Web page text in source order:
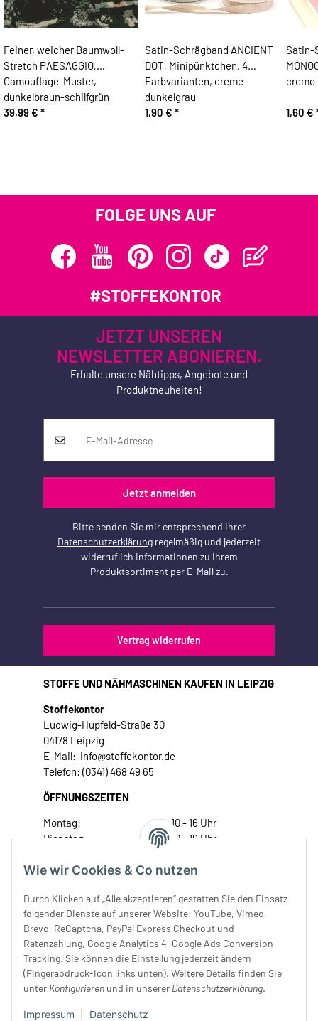
Wie wir Cookies & Co nutzen
Durch Klicken auf „Alle akzeptieren“ gestatten Sie den Einsatz
folgender Dienste auf unserer Website: YouTube, Vimeo,
Brevo, ReCaptcha, PayPal Express Checkout und
Ratenzahlung, Google Analytics 4, Google Ads Conversion
Tracking. Sie können die Einstellung jederzeit ändern
(Fingerabdruck-Icon links unten). Weitere Details finden Sie
unter Konfigurieren und in unserer Datenschutzerklärung.
Impressum Datenschutz
Feiner, weicher Baumwoll-
Stretch PAESAGGIO,
Camouflage-Muster,
dunkelbraun-schilfgrün
39,99 € *
Satin-Schrägband ANCIENT
DOT, Minipünktchen, 4
Farbvarianten, creme-
dunkelgrau
1,90 € *
Satin-
creme
1,60 €
FOLGE UNS AUF
#STOFFEKONTOR
JETZT UNSEREN
NEWSLETTER ABONIEREN.
Erhalte unsere Nähtipps, Angebote und
Produktneuheiten!
Jetzt anmelden
Bitte senden Sie mir entsprechend Ihrer
Datenschutzerklärung regelmäßig und jederzeit
widerruflich Informationen zu Ihrem
Produktsortiment per E-Mail zu.
Vertrag widerrufen
STOFFE UND NÄHMASCHINEN KAUFEN IN LEIPZIG
Stoffekontor
Ludwig-Hupfeld-Straße 30
04178 Leipzig
E-Mail: info@stoffekontor.de
Telefon: (0341) 468 49 65
ÖFFNUNGSZEITEN
Montag:
10 - 16 Uhr
Dienstag:
10 - 16 Uhr
Donnerstag:
10 - 18 Uhr
Samstag:
10 - 14 Uhr
Unser Service
Rechtliches